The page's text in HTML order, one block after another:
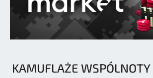
KAMUFLAŻE